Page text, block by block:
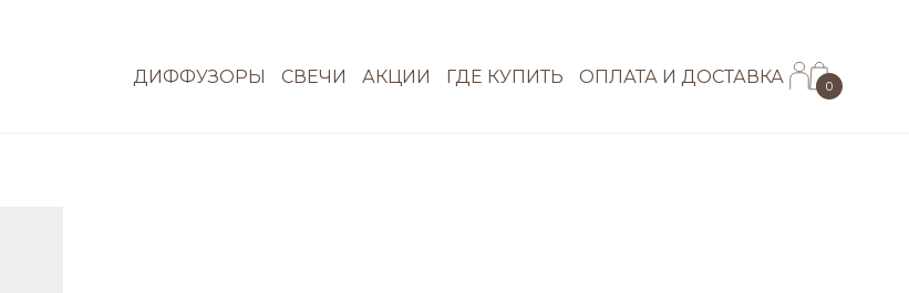
ДИФФУЗОРЫ СВЕЧИ АКЦИИ ГДЕ КУПИТЬ ОПЛАТА И ДОСТАВКА 0